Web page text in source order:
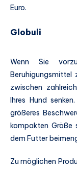
Euro.
Globuli
Wenn Sie
Beruhigungsmittel
zwischen
Ihres Hund
größeres
kompakten Größe
dem Futter
Zu möglichen